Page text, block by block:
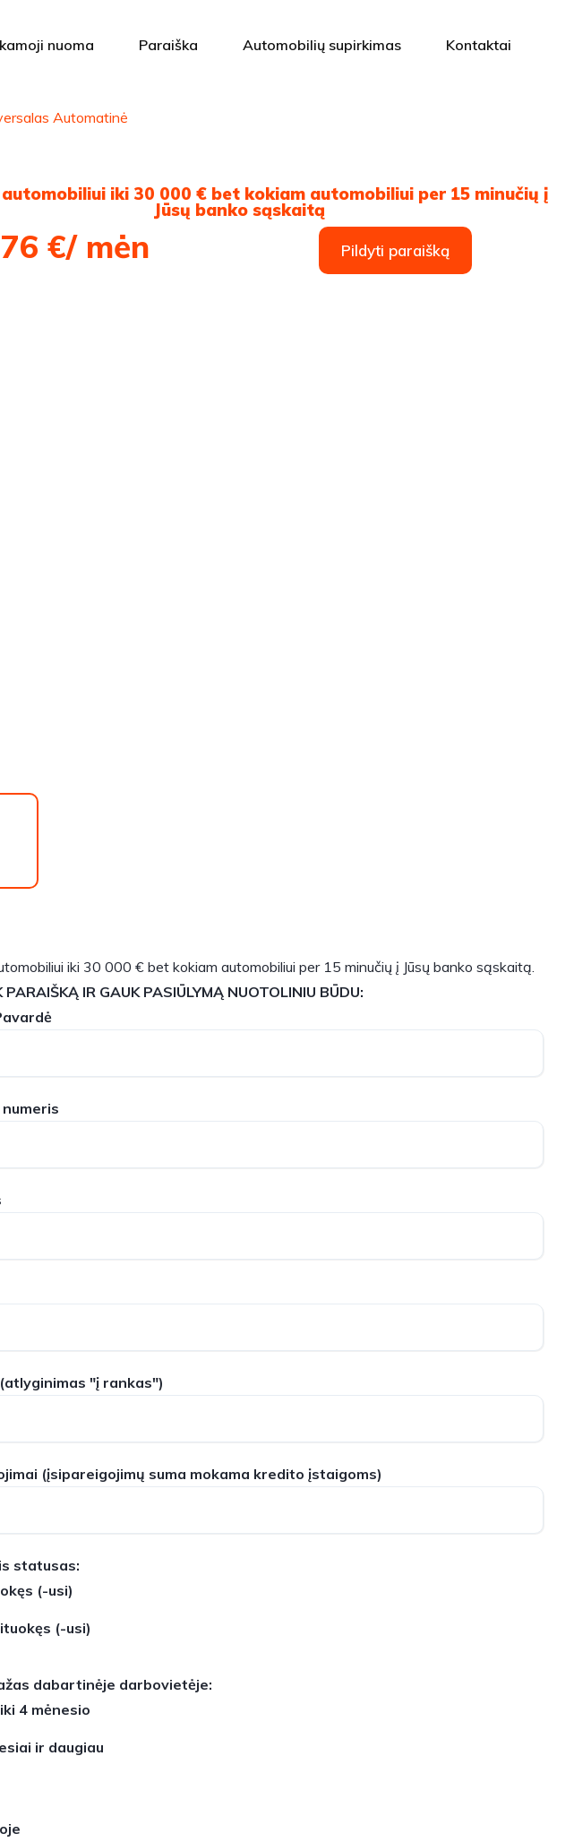
nuoma Paraiška Automobilių supirkimas Kontaktai
Automatinė
iki 30 000 € bet kokiam automobiliui per 15 minučių į
Jūsų banko sąskaitą
€/ mėn Pildyti paraišką
iki 30 000 € bet kokiam automobiliui per 15 minučių į Jūsų banko sąskaitą.
PARAIŠKĄ IR GAUK PASIŪLYMĄ NUOTOLINIU BŪDU:
(atlyginimas "į rankas")
(įsipareigojimų suma mokama kredito įstaigoms)
statusas:
(-usi)
(-usi)
dabartinėje darbovietėje:
4 mėnesio
ir daugiau